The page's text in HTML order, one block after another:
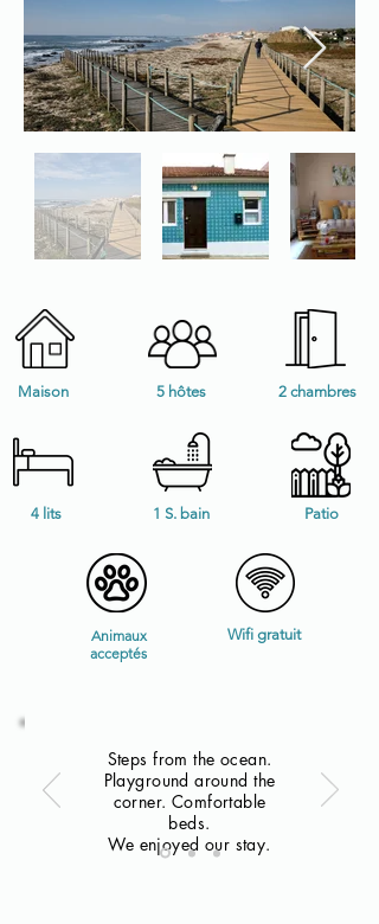
Maison
4 lits
5 hôtes 2 chambres
1 S. bain Patio
Animaux
acceptés
Wifi gratuit
Steps from the ocean.
Playground around the
corner. Comfortable
beds.
We enjoyed our stay.